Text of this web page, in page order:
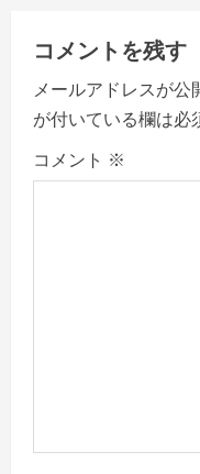
v
i
g
a
コメントを残す
メールアドレスが公
が付いている欄は必
コメント ※